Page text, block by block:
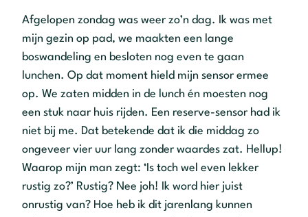
Afgelopen zondag was weer zo’n dag. Ik was met
mijn gezin op pad, we maakten een lange
boswandeling en besloten nog even te gaan
lunchen. Op dat moment hield mijn sensor ermee
op. We zaten midden in de lunch én moesten nog
een stuk naar huis rijden. Een reserve-sensor had ik
niet bij me. Dat betekende dat ik die middag zo
ongeveer vier uur lang zonder waardes zat. Hellup!
Waarop mijn man zegt: ‘Is toch wel even lekker
rustig zo?’ Rustig? Nee joh! Ik word hier juist
onrustig van? Hoe heb ik dit jarenlang kunnen